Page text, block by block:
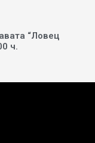
“Ловец
ч.